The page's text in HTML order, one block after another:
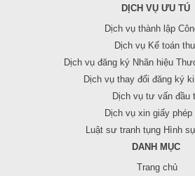
DỊCH VỤ ƯU TÚ
Dịch vụ thành lập
Dịch vụ Kế toán
Dịch vụ đăng ký Nhãn hiệu
Dịch vụ thay đổi đăng ký
Dịch vụ tư vấn đầu
Dịch vụ xin giấy phép
Luật sư tranh tụng Hình
DANH MỤC
Trang chủ